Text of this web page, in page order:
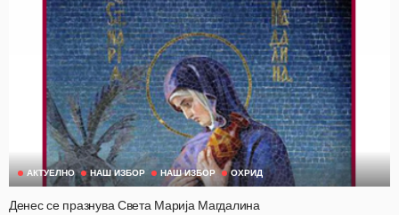
АКТУЕЛНО НАШ ИЗБОР НАШ ИЗБОР ОХРИД
Денес се празнува Света Марија Магдалина